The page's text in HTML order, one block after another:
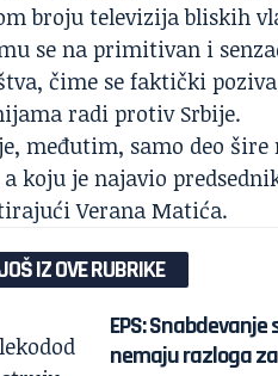
broju televizija bliskih
se na primitivan i
čime se faktički
radi protiv Srbije.
međutim, samo deo
koju je najavio
Verana Matića.
IZ OVE RUBRIKE
EPS:
nemaju razloga